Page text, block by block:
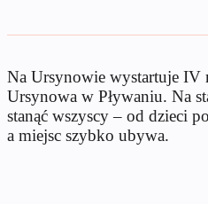
Na Ursynowie wystartuje IV
Ursynowa w Pływaniu. Na
stanąć wszyscy – od dzieci
a miejsc szybko ubywa.